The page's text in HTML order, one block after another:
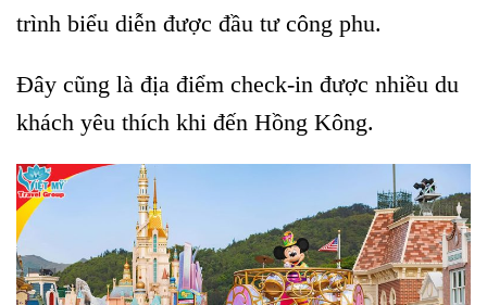
trình biểu diễn được đầu tư công phu.
Đây cũng là địa điểm check-in được nhiều du
khách yêu thích khi đến Hồng Kông.